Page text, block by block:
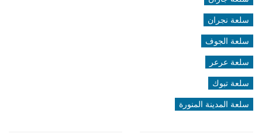
سلعة نجران
سلعة الجوف
سلعة عرعر
سلعة تبوك
سلعة المدينة المنورة